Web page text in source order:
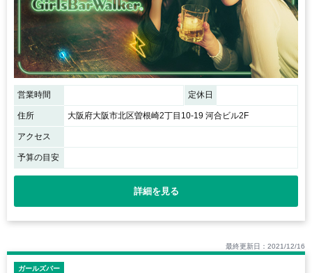
営業時間 定休日
住所 大阪府大阪市北区曽根崎2丁目10-19 河合ビル2F
アクセス
予算の目安
詳細を見る
最終更新日：2021/12/16
ガールズバー